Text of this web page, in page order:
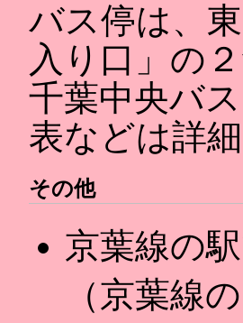
バス停は、
入り口」の
千葉中央バ
表などは詳
その他
京葉線の
（京葉線